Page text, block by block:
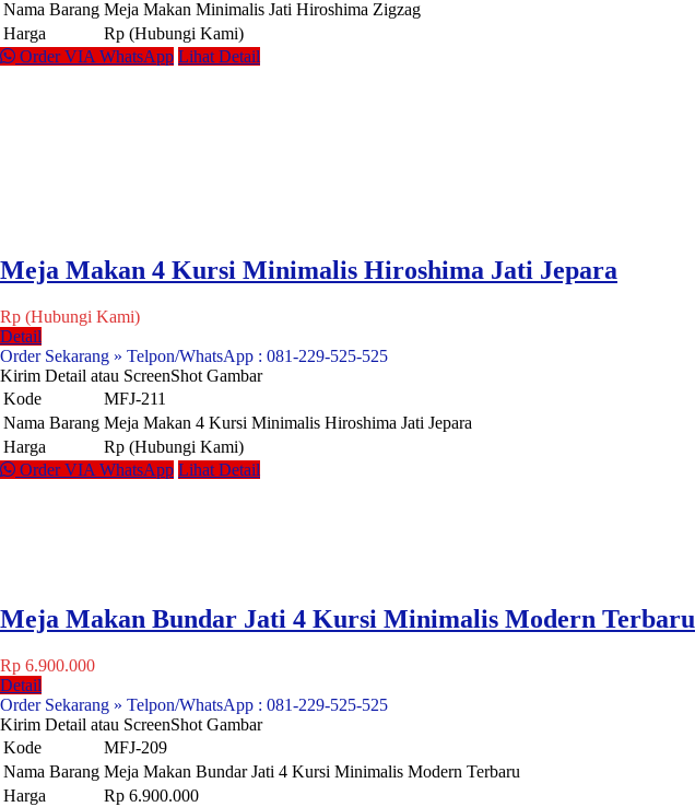
Nama Barang Meja Makan Minimalis Jati Hiroshima Zigzag
Harga
Rp (Hubungi Kami)
Order VIA WhatsApp Lihat Detail
Meja Makan 4 Kursi Minimalis Hiroshima Jati Jepara
Rp (Hubungi Kami)
Detail
Order Sekarang » Telpon/WhatsApp : 081-229-525-525
Kirim Detail atau ScreenShot Gambar
Kode
MFJ-211
Nama Barang Meja Makan 4 Kursi Minimalis Hiroshima Jati Jepara
Harga
Rp (Hubungi Kami)
Order VIA WhatsApp Lihat Detail
Meja Makan Bundar Jati 4 Kursi Minimalis Modern Terbaru
Rp 6.900.000
Detail
Order Sekarang » Telpon/WhatsApp : 081-229-525-525
Kirim Detail atau ScreenShot Gambar
Kode
MFJ-209
Nama Barang Meja Makan Bundar Jati 4 Kursi Minimalis Modern Terbaru
Harga
Rp 6.900.000